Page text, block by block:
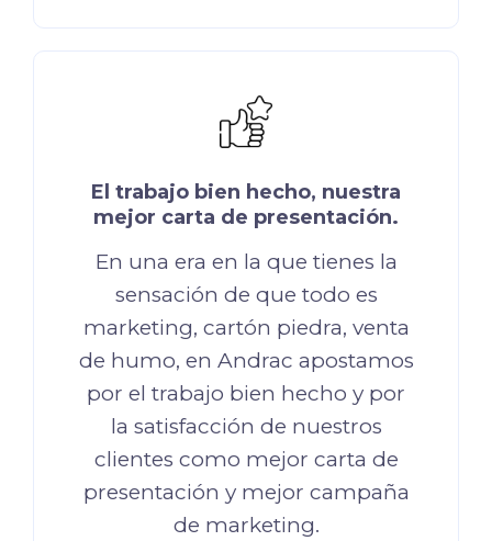
El trabajo bien hecho, nuestra
mejor carta de presentación.
En una era en la que tienes la
sensación de que todo es
marketing, cartón piedra, venta
de humo, en Andrac apostamos
por el trabajo bien hecho y por
la satisfacción de nuestros
clientes como mejor carta de
presentación y mejor campaña
de marketing.